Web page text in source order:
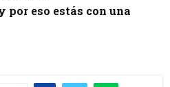
por eso estás con una